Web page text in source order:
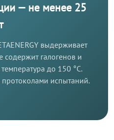
— не менее 25
выдерживает
содержит галогенов и
до 150 °C.
испытаний.